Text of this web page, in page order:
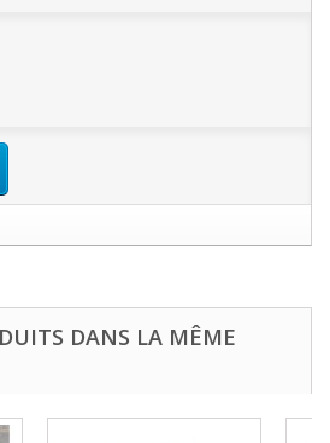
DANS LA MÊME